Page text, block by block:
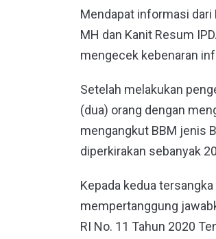
Mendapat informasi dari
MH dan Kanit Resum
mengecek kebenaran
Setelah melakukan
(dua) orang dengan
mengangkut BBM jenis
diperkirakan sebanyak
Kepada kedua
mempertanggung
RI No. 11 Tahun 2020